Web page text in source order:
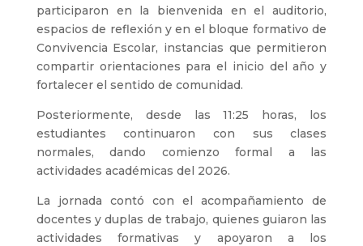
participaron en la bienvenida en el auditorio,
espacios de reflexión y en el bloque formativo de
Convivencia Escolar, instancias que permitieron
compartir orientaciones para el inicio del año y
fortalecer el sentido de comunidad.
Posteriormente, desde las 11:25 horas, los
estudiantes continuaron con sus clases
normales, dando comienzo formal a las
actividades académicas del 2026.
La jornada contó con el acompañamiento de
docentes y duplas de trabajo, quienes guiaron las
actividades formativas y apoyaron a los